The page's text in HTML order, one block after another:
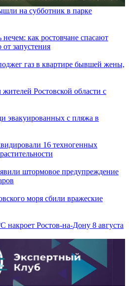
на субботник в парке
нечем: как ростовчане спасают
запустения
газ в квартире бывшей жены,
Ростовской области с
эвакуированных с пляжа в
16 техногенных
штормовое предупреждение
моря сбили вражеские
накроет Ростов-на-Дону 8 августа